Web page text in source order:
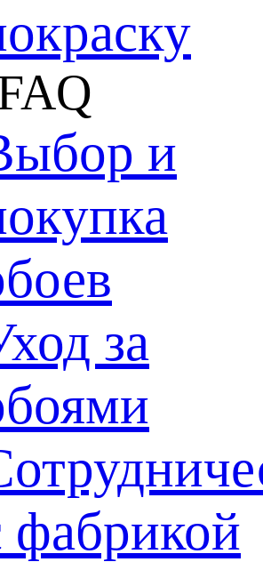
и
за
фабрикой